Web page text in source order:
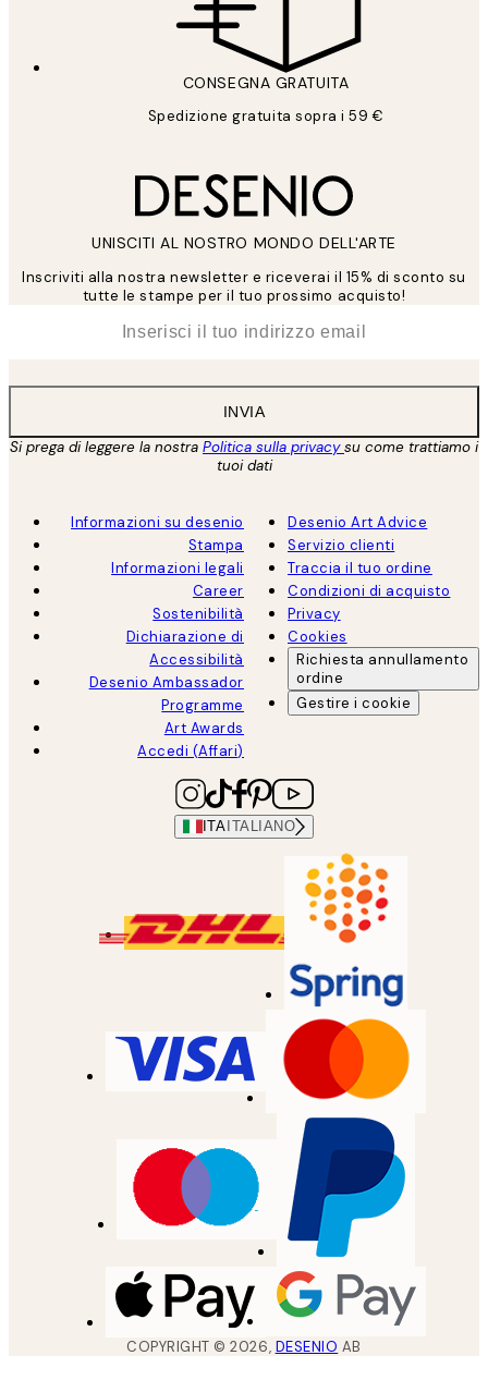
CONSEGNA GRATUITA
Spedizione gratuita sopra i 59 €
UNISCITI AL NOSTRO MONDO DELL'ARTE
Inscriviti alla nostra newsletter e riceverai il 15% di sconto su
tutte le stampe per il tuo prossimo acquisto!
INVIA
Si prega di leggere la nostra Politica sulla privacysu come trattiamo i
tuoi dati
Informazioni su desenio
Stampa
Informazioni legali
Career
Sostenibilità
Dichiarazione di
Accessibilità
Desenio Ambassador
Programme
Art Awards
Accedi (Affari)
Desenio Art Advice
Servizio clienti
Traccia il tuo ordine
Condizioni di acquisto
Privacy
Cookies
Richiesta annullamento
ordine
Gestire i cookie
ITA ITALIANO
COPYRIGHT ©2026, DESENIO AB